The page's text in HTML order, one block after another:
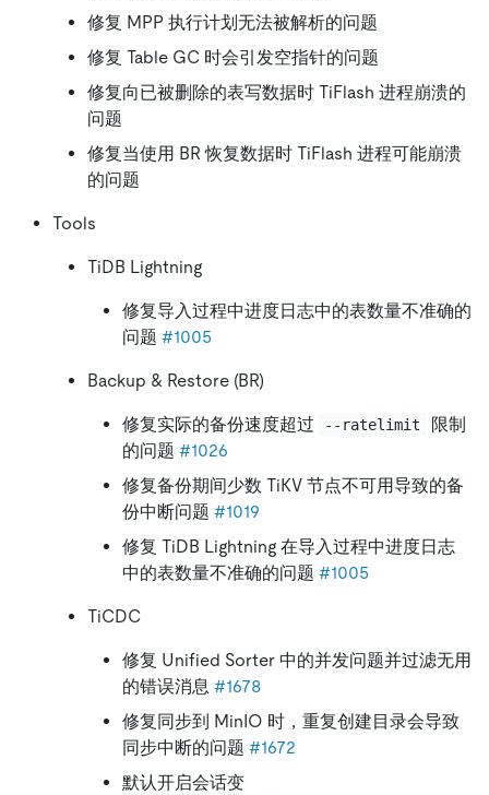
修复 MPP 执行计划无法被解析的问题
修复 Table GC 时会引发空指针的问题
修复向已被删除的表写数据时 TiFlash 进程崩溃的
问题
修复当使用 BR 恢复数据时 TiFlash 进程可能崩溃
的问题
Tools
TiDB Lightning
修复导入过程中进度日志中的表数量不准确的
问题 #1005
Backup & Restore (BR)
修复实际的备份速度超过 --ratelimit
限制
的问题 #1026
修复备份期间少数 TiKV 节点不可用导致的备
份中断问题 #1019
修复 TiDB Lightning 在导入过程中进度日志
中的表数量不准确的问题 #1005
TiCDC
修复 Unified Sorter 中的并发问题并过滤无用
的错误消息 #1678
修复同步到 MinIO 时，重复创建目录会导致
同步中断的问题 #1672
默认开启会话变